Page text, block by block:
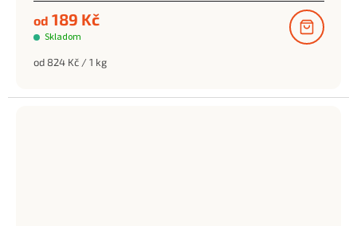
Skladom
od 189 Kč
Měrná
od 824 Kč / 1 kg